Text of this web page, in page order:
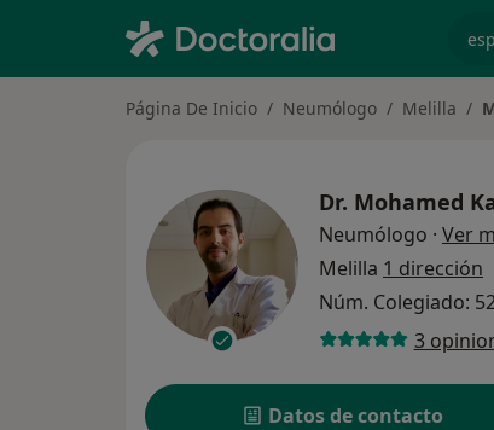
Página De Inicio Neumólogo Melilla
Dr. Mohamed
Neumólogo · Ver
Melilla 1 dirección
Núm. Colegiado:
3
Datos de contacto